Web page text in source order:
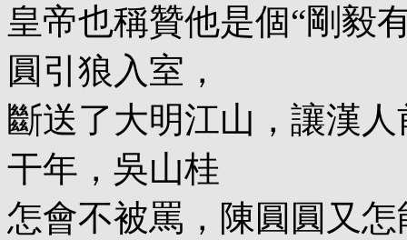
皇帝也稱贊他是個“剛毅
圓引狼入室，
斷送了大明江山，讓漢
干年，吳山桂
怎會不被罵，陳圓圓又